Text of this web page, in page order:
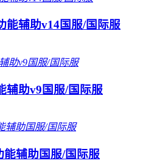
能辅助v14国服/国际服
辅助v9国服/国际服
辅助国服/国际服